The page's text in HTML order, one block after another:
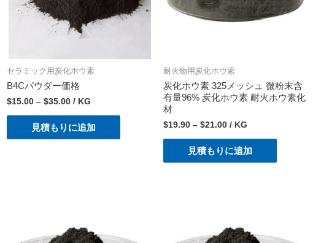
セラミック用炭化ホウ素
B4Cパウダー価格
$15.00 – $35.00 / KG
見積もりに追加
耐火物用炭化ホウ素
炭化ホウ素 325メッシュ 微粉末含
有量96% 炭化ホウ素 耐火ホウ素化
材
$19.90 – $21.00 / KG
見積もりに追加